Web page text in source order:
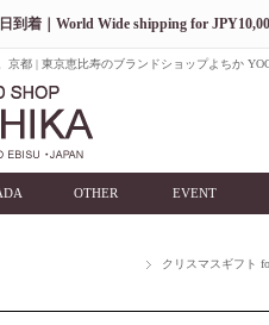
到着｜World Wide shipping for
都 | 東京恵比寿のブランドショップよちか
OTHER EVENT
クリスマスギフト